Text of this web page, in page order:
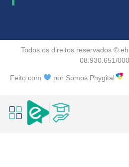
Todos os direitos reservados ©
08.930.651/
Feito com por Somos Phygital